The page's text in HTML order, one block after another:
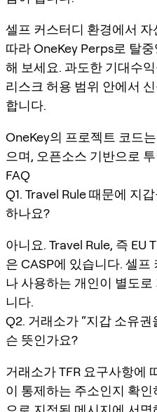
셀프 커스터디 환경에서
따라 OneKey Perps로 탈
해 보세요. 과도한 기대수
리스크 허용 범위 안에서
합니다.
OneKey의 프로젝트 코드는
으며, 오픈소스 기반으로
FAQ
Q1. Travel Rule 때문에 지
하나요?
아니요. Travel Rule, 즉 EU
은 CASP에 있습니다. 셀
나 사용하는 개인이 별도
니다.
Q2. 거래소가 “지갑 소유
슨 뜻인가요?
거래소가 TFR 요구사항에
이 통제하는 주소인지 확